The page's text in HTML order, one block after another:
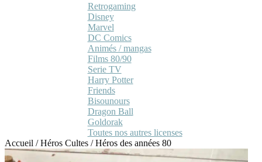
Retrogaming
Disney
Marvel
DC Comics
Animés / mangas
Films 80/90
Serie TV
Harry Potter
Friends
Bisounours
Dragon Ball
Goldorak
Toutes nos autres licenses
Accueil /Héros Cultes /Héros des années 80